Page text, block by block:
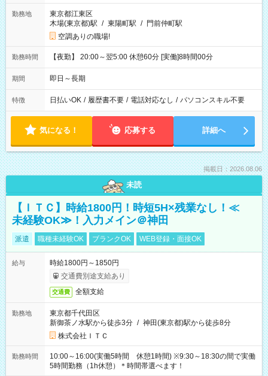
勤務地
東京都江東区
木場(東京都)駅 / 東陽町駅 / 門前仲町駅
空調ありの職場!
勤務時間 【夜勤】 20:00～翌5:00 休憩60分 [実働]8時間00分
期間 即日～長期
特徴 日払いOK / 履歴書不要 / 電話対応なし / パソコンスキル不要
気になる！ 応募する 詳細へ
掲載日：2026.08.06
未読
【ＩＴＣ】時給1800円！時短5H×残業なし！≪
未経験OK≫！入力メイン＠神田
派遣 職種未経験OK ブランクOK WEB登録・面接OK
給与
時給1800円～1850円
交通費別途支給あり
交通費 全額支給
勤務地
東京都千代田区
新御茶ノ水駅から徒歩3分 / 神田(東京都)駅から徒歩8分
株式会社ＩＴＣ
勤務時間
10:00～16:00(実働5時間 休憩1時間) ※9:30～18:30の間で実働
5時間勤務（1h休憩）＊時間帯選べます！